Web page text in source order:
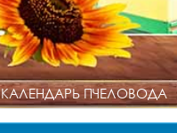
КАЛЕНДАРЬ ПЧЕЛОВОДА